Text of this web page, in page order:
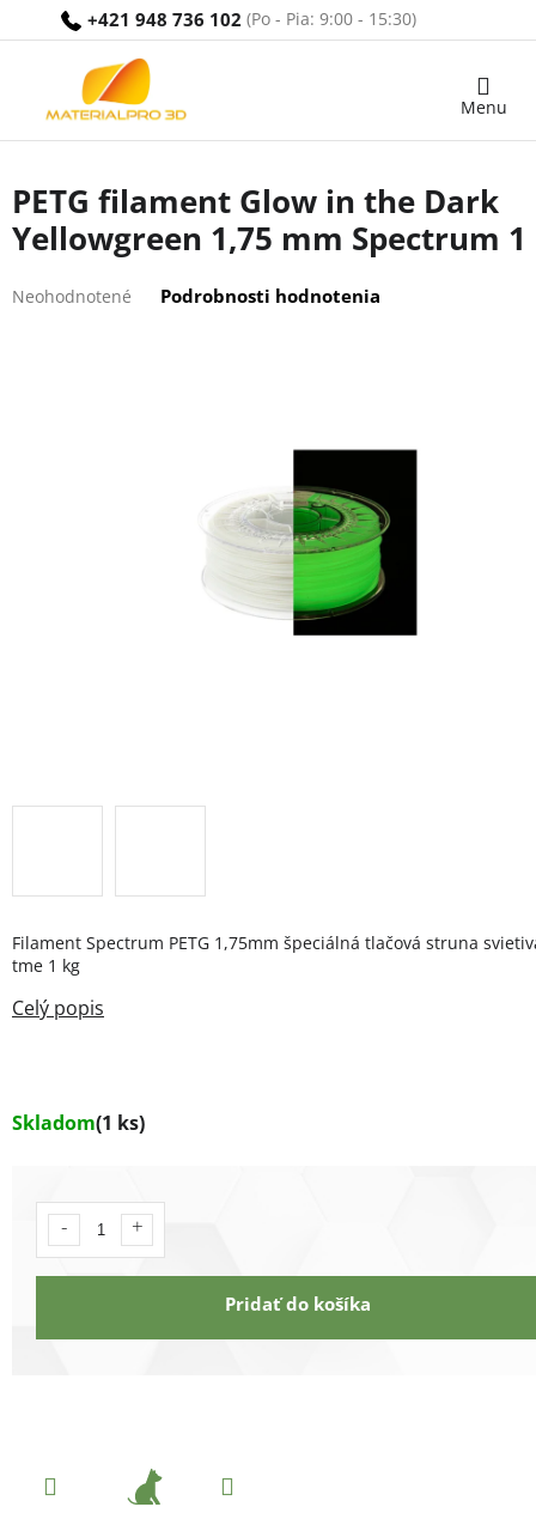
+421 948 736 102
Nákupný
PETG filament Glow in the Dark
Yellowgreen 1,75 mm Spectrum 1
hodnotenie
Neohodnotené Podrobnosti hodnotenia
Skladom(1 ks)
Pridať do košíka
Filament Spectrum PETG 1,75mm špeciálná tlačová struna
tme 1 kg